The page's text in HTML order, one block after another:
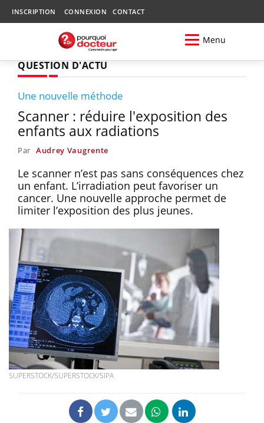
INSCRIPTION CONNEXION CONTACT
Menu
QUESTION D'ACTU
Une nouvelle méthode
Scanner : réduire l'exposition des
enfants aux radiations
Par Audrey Vaugrente
Le scanner n’est pas sans conséquences chez
un enfant. L’irradiation peut favoriser un
cancer. Une nouvelle approche permet de
limiter l’exposition des plus jeunes.
SUPERSTOCK/SUPERSTOCK/SIPA